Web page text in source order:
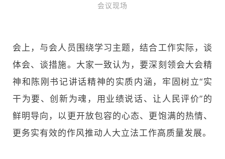
会议现场
会上，与会人员围绕学习主题，结合工作实际，谈
体会、谈措施。大家一致认为，要深刻领会大会精
神和陈刚书记讲话精神的实质内涵，牢固树立“实
干为要、创新为魂，用业绩说话、让人民评价”的
鲜明导向，以更开放包容的心态、更饱满的热情、
更务实有效的作风推动人大立法工作高质量发展。